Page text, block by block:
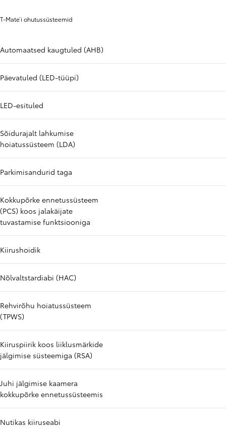
T-Mate’i ohutussüsteemid
Automaatsed kaugtuled (AHB)
Päevatuled (LED-tüüpi)
LED-esituled
Sõidurajalt lahkumise
hoiatussüsteem (LDA)
Parkimisandurid taga
Kokkupõrke ennetussüsteem
(PCS) koos jalakäijate
tuvastamise funktsiooniga
Kiirushoidik
Nõlvaltstardiabi (HAC)
Rehvirõhu hoiatussüsteem
(TPWS)
Kiiruspiirik koos liiklusmärkide
jälgimise süsteemiga (RSA)
Juhi jälgimise kaamera
kokkupõrke ennetussüsteemis
Nutikas kiiruseabi